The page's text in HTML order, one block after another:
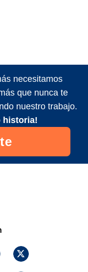
necesitamos
que nunca te
nuestro trabajo.
historia!